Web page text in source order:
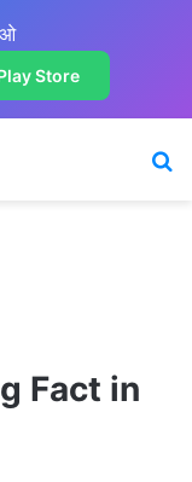
Store
Fact in